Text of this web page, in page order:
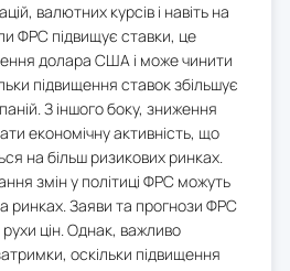
валютних курсів і навіть на
ФРС підвищує ставки, це
долара США і може чинити
підвищення ставок збільшує
З іншого боку, зниження
економічну активність, що
на більш ризикових ринках.
змін у політиці ФРС можуть
ринках. Заяви та прогнози ФРС
цін. Однак, важливо
оскільки підвищення